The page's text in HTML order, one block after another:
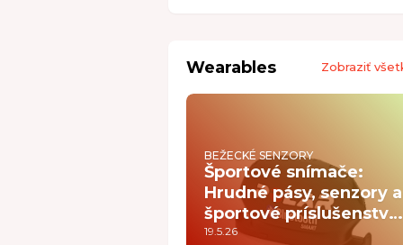
Wearables Zobraziť
BEŽECKÉ SENZORY
Športové snímače:
Hrudné pásy, senzory a
športové príslušenstvo
pre presnejší tréning
19.5.26